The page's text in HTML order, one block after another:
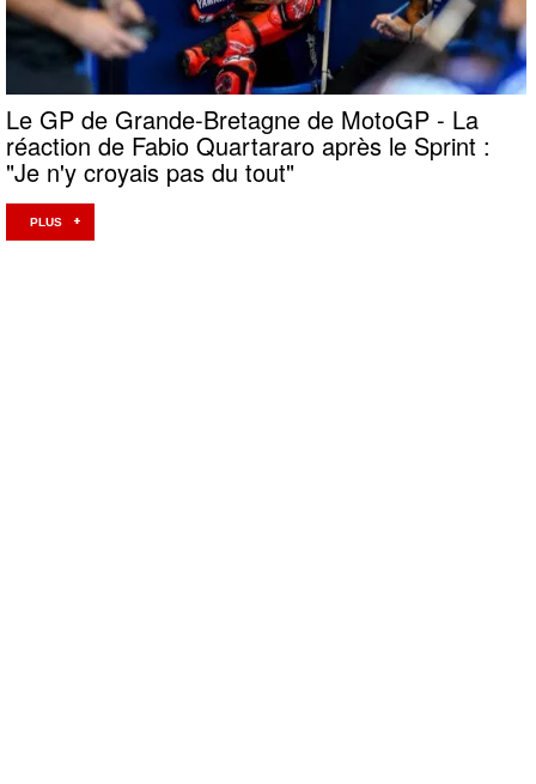
Le GP de Grande-Bretagne de MotoGP - La
réaction de Fabio Quartararo après le Sprint :
"Je n'y croyais pas du tout"
PLUS